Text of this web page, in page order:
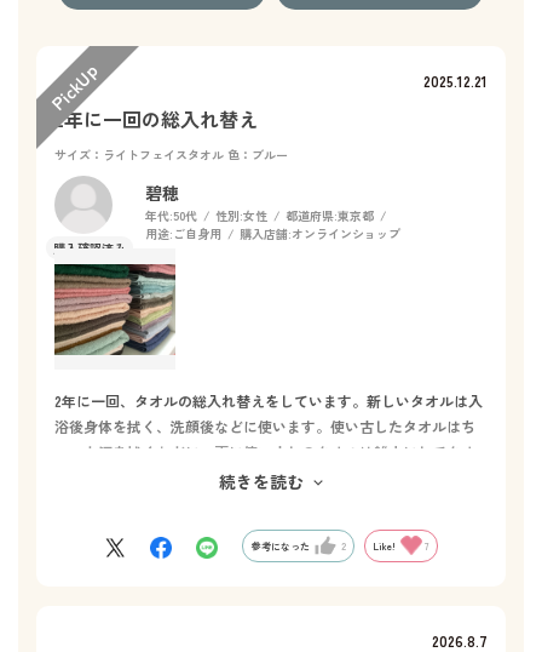
2025.12.21
2年に一回の総入れ替え
サイズ：ライトフェイスタオル 色：ブルー
碧穂
年代:50代 性別:女性 都道府県:東京都
用途: ご自身用 購入店舗:オンラインショップ
2年に一回、タオルの総入れ替えをしています。新しいタオルは入
浴後身体を拭く、洗顔後などに使います。使い古したタオルはち
ょっと汗を拭くなどに。更に使い古しのタオルは雑巾にしてタオ
ル人生全うしてもらいます。最後の最後まで使い切れるのもホッ
続きを読む
参考になった 2 Like! 7
2026.8.7